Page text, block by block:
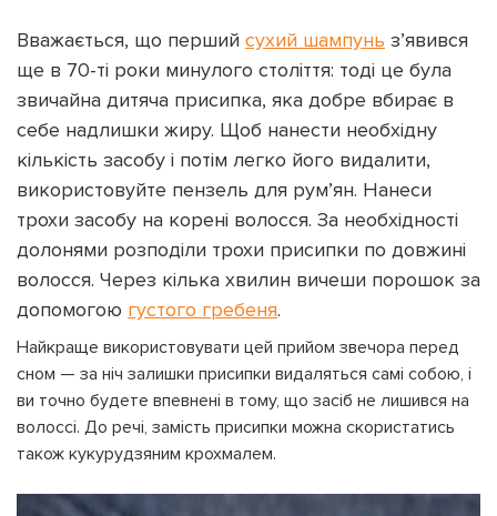
Вважається, що перший сухий шампунь з’явився
ще в 70-ті роки минулого століття: тоді це була
звичайна дитяча присипка, яка добре вбирає в
себе надлишки жиру. Щоб нанести необхідну
кількість засобу і потім легко його видалити,
використовуйте пензель для рум’ян. Нанеси
трохи засобу на корені волосся. За необхідності
долонями розподіли трохи присипки по довжині
волосся. Через кілька хвилин вичеши порошок за
допомогою густого гребеня.
Найкраще використовувати цей прийом звечора перед
сном — за ніч залишки присипки видаляться самі собою, і
ви точно будете впевнені в тому, що засіб не лишився на
волоссі. До речі, замість присипки можна скористатись
також кукурудзяним крохмалем.